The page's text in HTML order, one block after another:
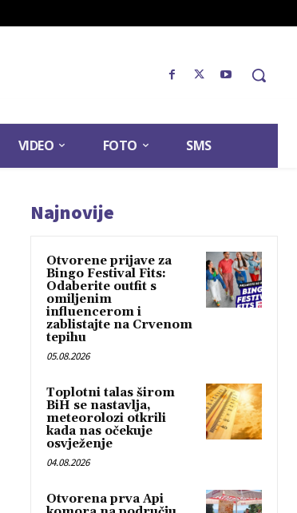
VIDEO FOTO SMS
Najnovije
Otvorene prijave za
Bingo Festival Fits:
Odaberite outfit s
omiljenim
influencerom i
zablistajte na Crvenom
tepihu
05.08.2026
Toplotni talas širom
BiH se nastavlja,
meteorolozi otkrili
kada nas očekuje
osvježenje
04.08.2026
Otvorena prva Api